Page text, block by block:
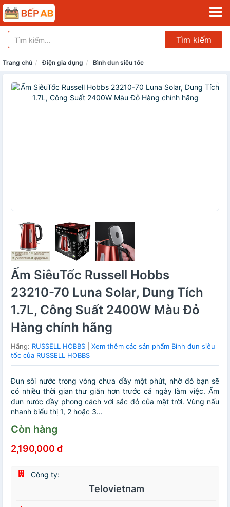
Tìm kiếm
Trang chủ Điện gia dụng Bình đun siêu tốc
Ấm SiêuTốc Russell Hobbs
23210-70 Luna Solar, Dung Tích
1.7L, Công Suất 2400W Màu Đỏ
Hàng chính hãng
Hãng: RUSSELL HOBBS
Xem thêm các sản phẩm Bình đun siêu
tốc của RUSSELL HOBBS
Đun sôi nước trong vòng chưa đầy một phút, nhờ đó bạn sẽ
có nhiều thời gian thư giãn hơn trước cả ngày làm việc. Ấm
đun nước đầy phong cách với sắc đỏ của mặt trời. Vùng nấu
nhanh biểu thị 1, 2 hoặc 3...
Còn hàng
2,190,000 đ
Công ty:
Telovietnam